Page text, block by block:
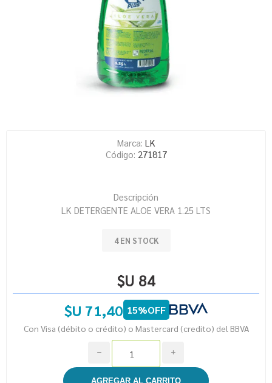
Marca: LK
Código: 271817
Descripción
LK DETERGENTE ALOE VERA 1.25 LTS
4 EN STOCK
$U 84
$U 71,40 15%OFF
Con Visa (débito o crédito) o Mastercard (credito) del BBVA
i
h